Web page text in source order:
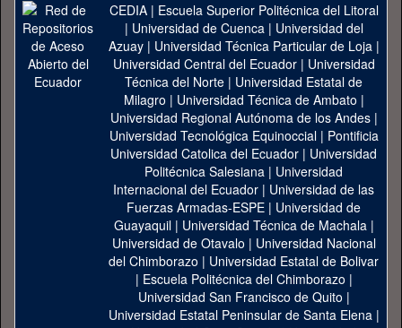
CEDIA| Escuela Superior Politécnica del Litoral
| Universidad de Cuenca| Universidad del
Azuay| Universidad Técnica Particular de Loja|
Universidad Central del Ecuador| Universidad
Técnica del Norte | Universidad Estatal de
Milagro | Universidad Técnica de Ambato |
Universidad Regional Autónoma de los Andes|
Universidad Tecnológica Equinoccial| Pontificia
Universidad Catolica del Ecuador | Universidad
Politécnica Salesiana | Universidad
Internacional del Ecuador | Universidad de las
Fuerzas Armadas-ESPE | Universidad de
Guayaquil| Universidad Técnica de Machala|
Universidad de Otavalo | Universidad Nacional
del Chimborazo | Universidad Estatal de Bolivar
| Escuela Politécnica del Chimborazo |
Universidad San Francisco de Quito |
Universidad Estatal Peninsular de Santa Elena|